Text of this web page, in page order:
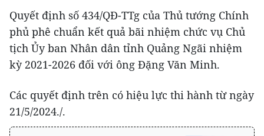
Quyết định số 434/QĐ-TTg của Thủ tướng Chính
phủ phê chuẩn kết quả bãi nhiệm chức vụ Chủ
tịch Ủy ban Nhân dân tỉnh Quảng Ngãi nhiệm
kỳ 2021-2026 đối với ông Đặng Văn Minh.
Các quyết định trên có hiệu lực thi hành từ ngày
21/5/2024./.